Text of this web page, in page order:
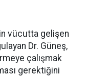
vücutta gelişen
Dr. Güneş,
çalışmak
gerektiğini